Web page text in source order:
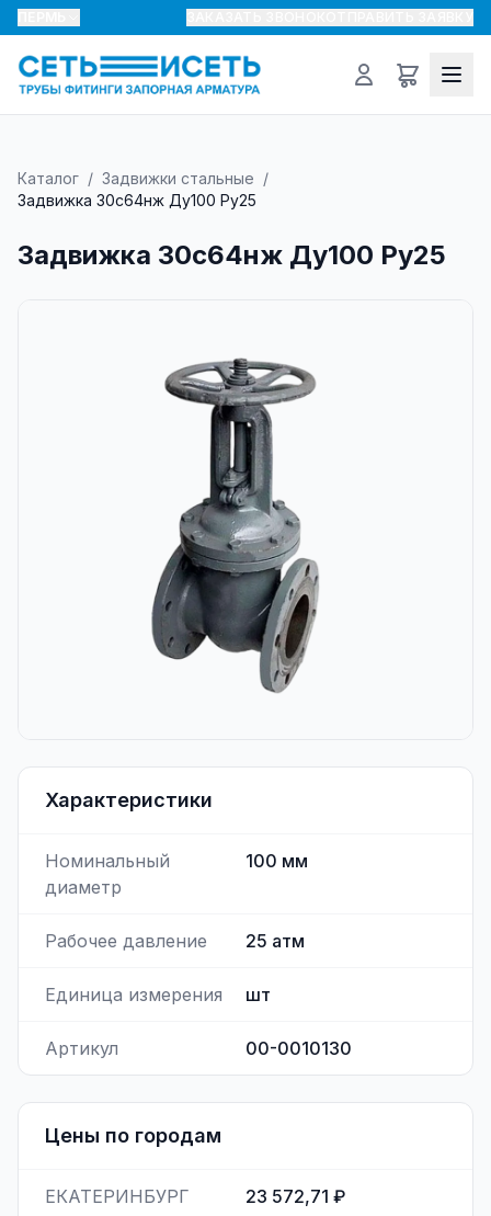
Каталог / Задвижки стальные /
Задвижка 30с64нж Ду100 Ру25
Задвижка 30с64нж Ду100 Ру25
Характеристики
Номинальный
диаметр
100 мм
Рабочее давление 25 атм
Единица измерения шт
Артикул 00-0010130
Цены по городам
ЕКАТЕРИНБУРГ 23 572,71 ₽